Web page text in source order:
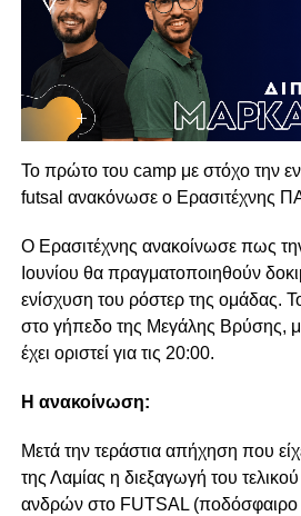
Το πρώτο του camp με στόχο την
futsal ανακόνωσε ο Ερασιτέχνης
Ο Ερασιτέχνης ανακοίνωσε πως
Ιουνίου θα πραγματοποιηθούν
ενίσχυση του ρόστερ της ομάδας.
στο γήπεδο της Μεγάλης Βρύσης,
έχει οριστεί για τις 20:00.
Η ανακοίνωση:
Μετά την τεράστια απήχηση που
της Λαμίας η διεξαγωγή του
ανδρών στο FUTSAL (ποδόσφαιρο